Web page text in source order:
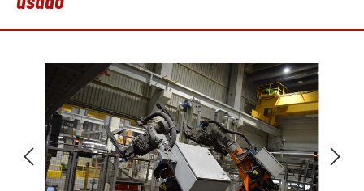
Omitir galería de imágenes